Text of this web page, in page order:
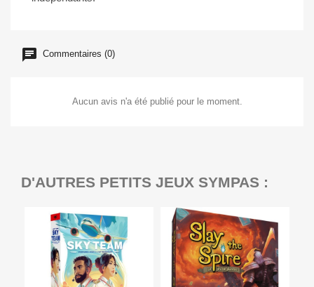
Commentaires (0)
Aucun avis n'a été publié pour le moment.
D'AUTRES PETITS JEUX SYMPAS :